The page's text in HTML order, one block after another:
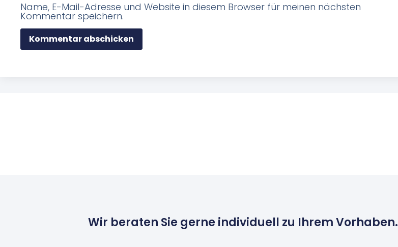
Name, E-Mail-Adresse und Website in diesem Browser für meinen nächsten
Kommentar speichern.
Wir beraten Sie gerne individuell zu Ihrem Vorhaben.